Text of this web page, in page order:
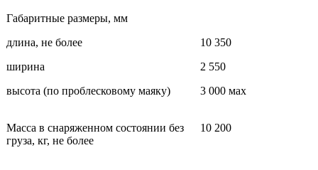
Габаритные размеры, мм
длина, не более
ширина
высота (по проблесковому маяку)
10 350
2 550
3 000 мах
Масса в снаряженном состоянии без
груза, кг, не более
10 200